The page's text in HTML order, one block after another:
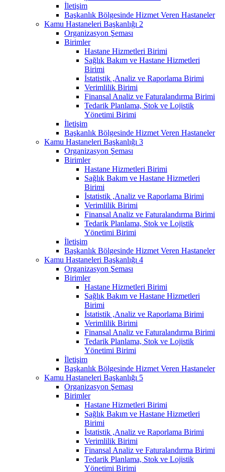
İletişim
Başkanlık Bölgesinde Hizmet Veren Hastaneler
Kamu Hastaneleri Başkanlığı 2
Organizasyon Şeması
Birimler
Hastane Hizmetleri Birimi
Sağlık Bakım ve Hastane Hizmetleri
Birimi
İstatistik ,Analiz ve Raporlama Birimi
Verimlilik Birimi
Finansal Analiz ve Faturalandırma Birimi
Tedarik Planlama, Stok ve Lojistik
Yönetimi Birimi
İletişim
Başkanlık Bölgesinde Hizmet Veren Hastaneler
Kamu Hastaneleri Başkanlığı 3
Organizasyon Şeması
Birimler
Hastane Hizmetleri Birimi
Sağlık Bakım ve Hastane Hizmetleri
Birimi
İstatistik ,Analiz ve Raporlama Birimi
Verimlilik Birimi
Finansal Analiz ve Faturalandırma Birimi
Tedarik Planlama, Stok ve Lojistik
Yönetimi Birimi
İletişim
Başkanlık Bölgesinde Hizmet Veren Hastaneler
Kamu Hastaneleri Başkanlığı 4
Organizasyon Şeması
Birimler
Hastane Hizmetleri Birimi
Sağlık Bakım ve Hastane Hizmetleri
Birimi
İstatistik ,Analiz ve Raporlama Birimi
Verimlilik Birimi
Finansal Analiz ve Faturalandırma Birimi
Tedarik Planlama, Stok ve Lojistik
Yönetimi Birimi
İletişim
Başkanlık Bölgesinde Hizmet Veren Hastaneler
Kamu Hastaneleri Başkanlığı 5
Organizasyon Şeması
Birimler
Hastane Hizmetleri Birimi
Sağlık Bakım ve Hastane Hizmetleri
Birimi
İstatistik ,Analiz ve Raporlama Birimi
Verimlilik Birimi
Finansal Analiz ve Faturalandırma Birimi
Tedarik Planlama, Stok ve Lojistik
Yönetimi Birimi